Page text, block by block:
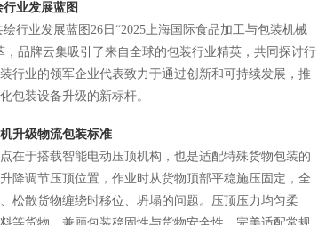
业发展蓝图
行业发展蓝图26日“2025上海国际食品加工与包装机械
品牌云集吸引了来自全球的包装行业精英，共同探讨行
行业的领军企业代表致力于通过创新和可持续发展，推
包装设备升级的新标杆。
升级物流包装标准
在于搭载智能电动压顶机构，也是适配特殊货物包装的
降调节压顶位置，作业时从货物顶部平稳施压固定，全
松散货物缠绕时移位、坍塌的问题。压顶压力均匀柔